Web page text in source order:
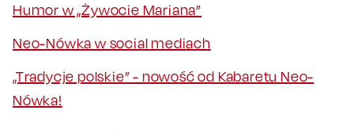
Humor w „Żywocie Mariana”
Neo-Nówka w social mediach
„Tradycje polskie” - nowość od Kabaretu Neo-
Nówka!